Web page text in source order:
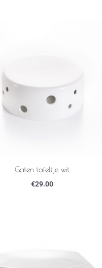
Gaten tafeltje wit
€29.00